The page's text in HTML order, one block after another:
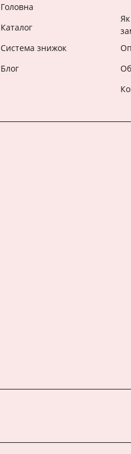
Головна
Каталог
Система знижок
Блог